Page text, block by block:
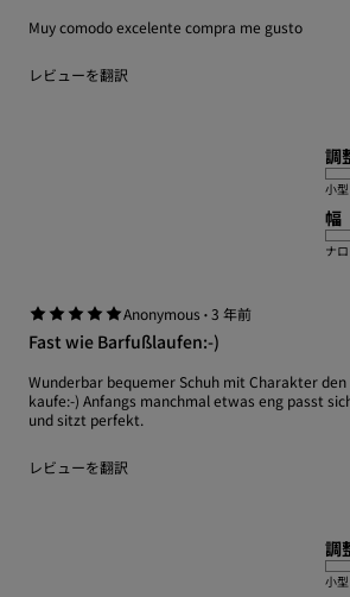
Muy comodo excelente compra me gusto
レビューを翻訳
調
小型
幅
ナ
Anonymous ·3 年前
Fast wie Barfußlaufen:-)
Wunderbar bequemer Schuh mit Charakter den
kaufe:-) Anfangs manchmal etwas eng passt
und sitzt perfekt.
レビューを翻訳
調
小型